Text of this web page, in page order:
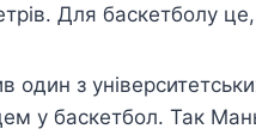
Для баскетболу
один з
у баскетбол. Так